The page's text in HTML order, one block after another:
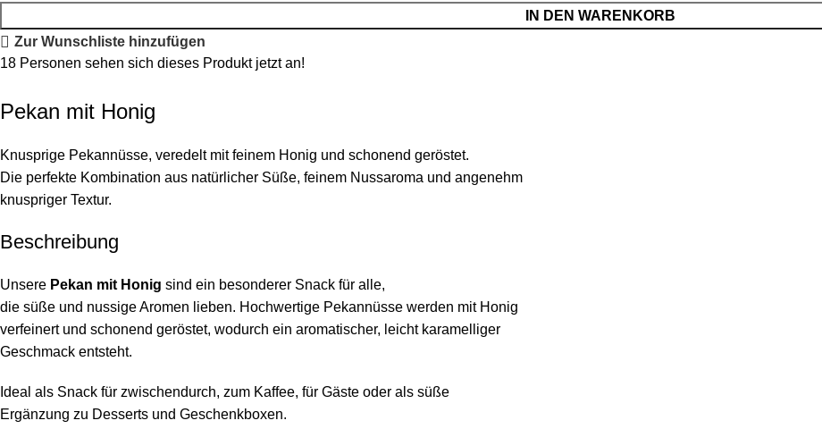
IN DEN WARENKORB
Zur Wunschliste hinzufügen
18 Personen sehen sich dieses Produkt jetzt an!
Pekan mit Honig
Knusprige Pekannüsse, veredelt mit feinem Honig und schonend geröstet.
Die perfekte Kombination aus natürlicher Süße, feinem Nussaroma und angenehm
knuspriger Textur.
Beschreibung
Unsere Pekan mit Honig sind ein besonderer Snack für alle,
die süße und nussige Aromen lieben. Hochwertige Pekannüsse werden mit Honig
verfeinert und schonend geröstet, wodurch ein aromatischer, leicht karamelliger
Geschmack entsteht.
Ideal als Snack für zwischendurch, zum Kaffee, für Gäste oder als süße
Ergänzung zu Desserts und Geschenkboxen.